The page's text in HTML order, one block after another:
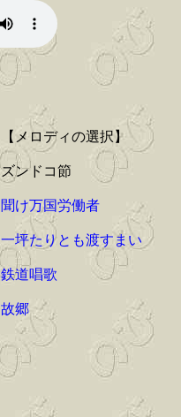
【メロディの選択】
ズンドコ節
聞け万国労働者
一坪たりとも渡すまい
鉄道唱歌
故郷